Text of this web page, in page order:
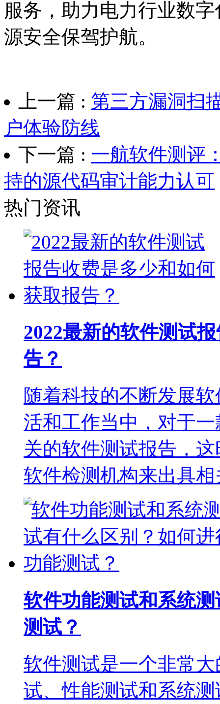
服务，助力电力行业数
源安全保驾护航。
上一篇 : 第三方漏洞扫
户体验防线
下一篇 : 一航软件测评
持的源代码审计能力认可
热门资讯
2022最新的软件测试
告？
随着科技的不断发展
活和工作当中，对于
关的软件测试报告，
软件检测机构来出具
软件功能测试和系统
测试？
软件测试是一个非常
试、性能测试和系统